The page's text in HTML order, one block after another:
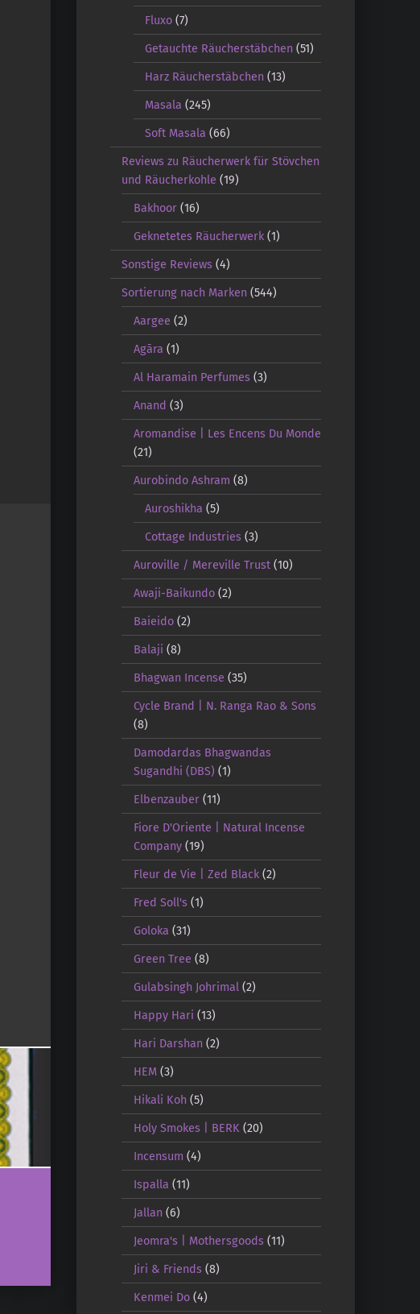
Fluxo (7)
Getauchte Räucherstäbchen (51)
Harz Räucherstäbchen (13)
Masala (245)
Soft Masala (66)
Reviews zu Räucherwerk für Stövchen
und Räucherkohle (19)
Bakhoor(16)
Geknetetes Räucherwerk(1)
Sonstige Reviews (4)
Sortierung nach Marken (544)
Aargee (2)
Agāra (1)
Al Haramain Perfumes(3)
Anand (3)
Aromandise | Les Encens Du Monde
(21)
Aurobindo Ashram (8)
Auroshikha (5)
Cottage Industries (3)
Auroville / Mereville Trust(10)
Awaji-Baikundo(2)
Baieido(2)
Balaji (8)
Bhagwan Incense (35)
Cycle Brand | N. Ranga Rao & Sons
(8)
Damodardas Bhagwandas
Sugandhi (DBS) (1)
Elbenzauber(11)
Fiore D'Oriente | Natural Incense
Company(19)
Fleur de Vie | Zed Black(2)
Fred Soll's(1)
Goloka (31)
Green Tree (8)
Gulabsingh Johrimal (2)
Happy Hari (13)
Hari Darshan(2)
HEM(3)
Hikali Koh(5)
Holy Smokes | BERK (20)
Incensum (4)
Ispalla (11)
Jallan(6)
Jeomra's | Mothersgoods(11)
Jiri & Friends(8)
Kenmei Do(4)